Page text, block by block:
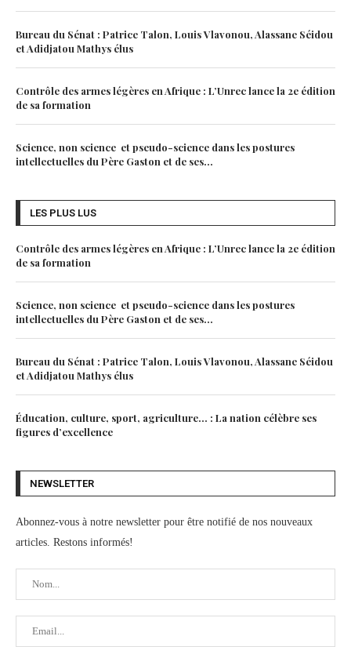
Bureau du Sénat : Patrice Talon, Louis Vlavonou, Alassane Séidou
et Adidjatou Mathys élus
Contrôle des armes légères en Afrique : L’Unrec lance la 2e édition
de sa formation
Science, non science et pseudo-science dans les postures
intellectuelles du Père Gaston et de ses...
LES PLUS LUS
Contrôle des armes légères en Afrique : L’Unrec lance la 2e édition
de sa formation
Science, non science et pseudo-science dans les postures
intellectuelles du Père Gaston et de ses...
Bureau du Sénat : Patrice Talon, Louis Vlavonou, Alassane Séidou
et Adidjatou Mathys élus
Éducation, culture, sport, agriculture… : La nation célèbre ses
figures d’excellence
NEWSLETTER
Abonnez-vous à notre newsletter pour être notifié de nos nouveaux
articles. Restons informés!